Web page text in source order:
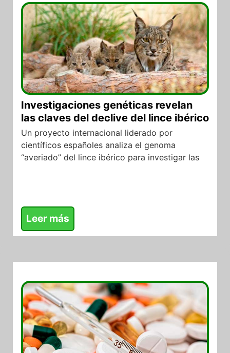
Investigaciones genéticas revelan
las claves del declive del lince ibérico
Un proyecto internacional liderado por
científicos españoles analiza el genoma
“averiado” del lince ibérico para investigar las
Leer más